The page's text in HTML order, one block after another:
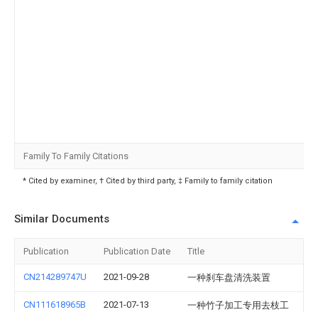
Family To Family Citations
* Cited by examiner, † Cited by third party, ‡ Family to family citation
Similar Documents
Publication Publication Date Title
CN214289747U 2021-09-28 一种刹车盘清洗装置
CN111618965B 2021-07-13
一种竹子加工专用去枝工